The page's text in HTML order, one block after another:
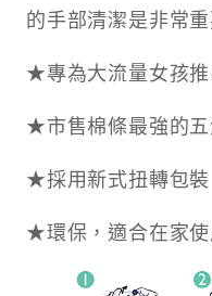
的手部清潔是非常
★專為大流量女孩
★市售棉條最強的
★採用新式扭轉包裝
★環保，適合在家使